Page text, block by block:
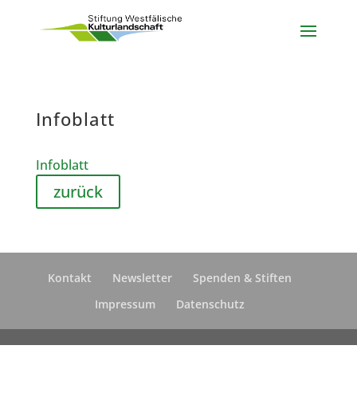
Infoblatt
Infoblatt
zurück
Kontakt Newsletter
Spenden & Stiften
Impressum
Datenschutz